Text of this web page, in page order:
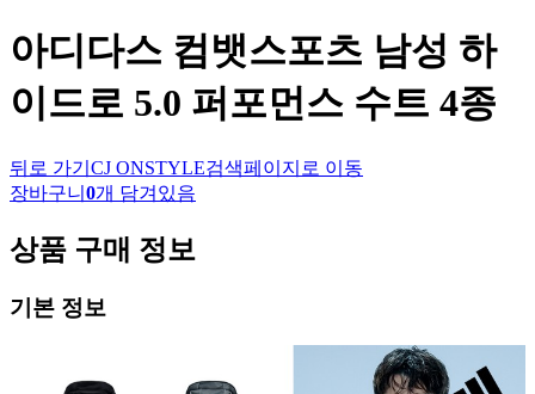
아디다스 컴뱃스포츠 남성 하
이드로 5.0 퍼포먼스 수트 4종
뒤로 가기 CJ ONSTYLE검색페이지로 이동
장바구니 0개 담겨있음
상품 구매 정보
기본 정보